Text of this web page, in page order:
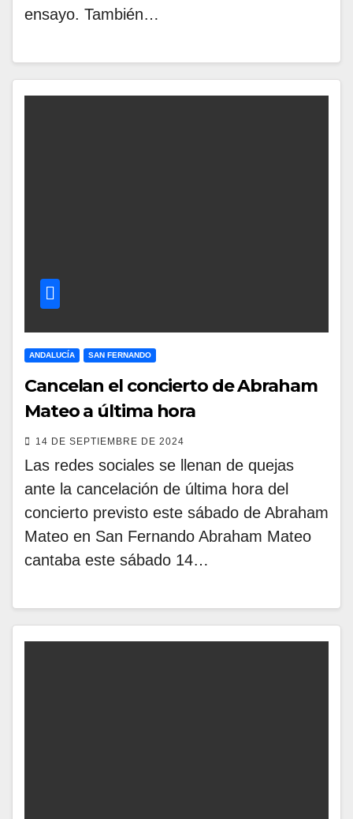
ensayo. También…
ANDALUCÍA SAN FERNANDO
Cancelan el concierto de Abraham
Mateo a última hora
14 DE SEPTIEMBRE DE 2024
Las redes sociales se llenan de quejas
ante la cancelación de última hora del
concierto previsto este sábado de Abraham
Mateo en San Fernando Abraham Mateo
cantaba este sábado 14…